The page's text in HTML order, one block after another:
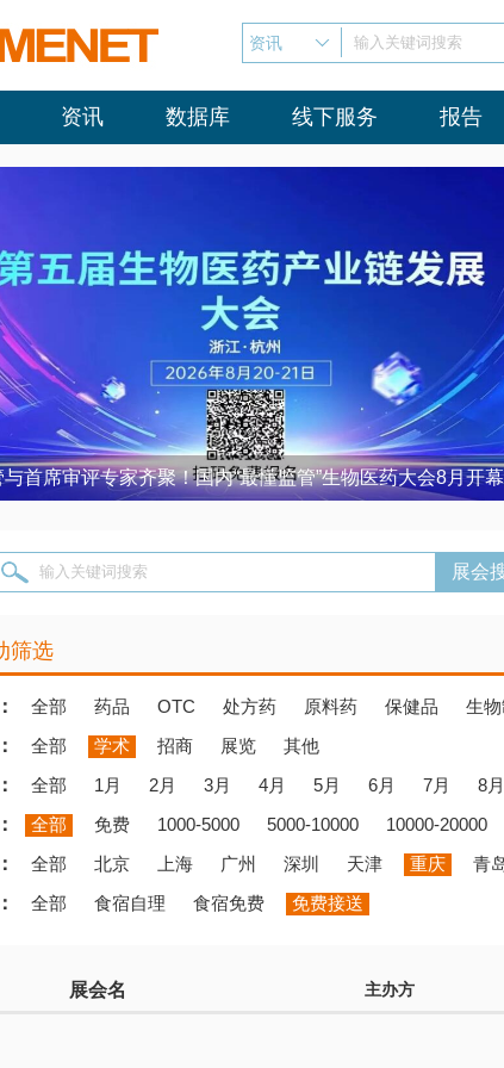
资讯 输入关键词搜索
资讯 数据库 线下服务 报告
首席审评专家齐聚！国内“最懂监管”生物医药大会8月开
输入关键词搜索
筛选
全部 药品 OTC 处方药 原料药 保健品 生物
全部 学术 招商 展览
其他
全部 1月 2月 3月 4月 5月 6月 7月 8月
全部 免费 1000-5000 5000-10000 10000-20000
全部 北京 上海 广州 深圳 天津 重庆 青
全部 食宿自理 食宿免费 免费接送
展会名 主办方